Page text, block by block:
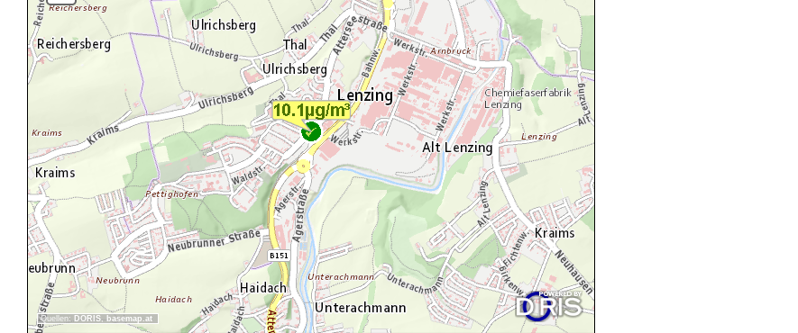
Quellen: DORIS, basemap.at